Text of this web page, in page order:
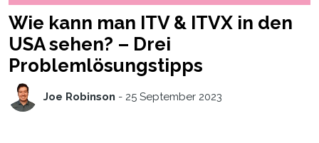
Wie kann man ITV & ITVX in den
USA sehen? – Drei
Problemlösungstipps
Joe Robinson - 25 September 2023